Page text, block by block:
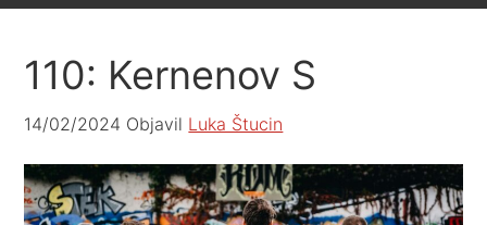
110: Kernenov S
14/02/2024 Objavil Luka Štucin